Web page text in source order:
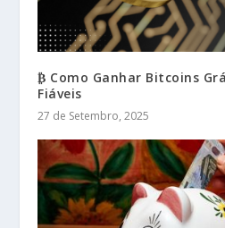
₿ Como Ganhar Bitcoins
Fiáveis
27 de Setembro, 2025